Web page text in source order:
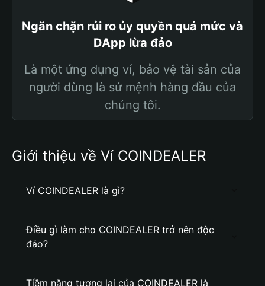
Ngăn chặn rủi ro ủy quyền quá mức và
DApp lừa đảo
Là một ứng dụng ví, bảo vệ tài sản của
người dùng là sứ mệnh hàng đầu của
chúng tôi.
Giới thiệu về Ví COINDEALER
Ví COINDEALER là gì?
Điều gì làm cho COINDEALER trở nên độc
đáo?
Tiềm năng tương lai của COINDEALER là